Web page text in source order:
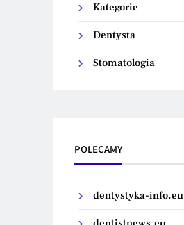
Kategorie
Dentysta
Stomatologia
POLECAMY
dentystyka-info.eu